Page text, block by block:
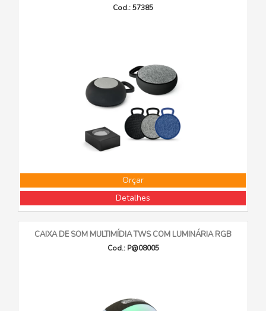
Cod.: 57385
Orçar
Detalhes
CAIXA DE SOM MULTIMÍDIA TWS COM LUMINÁRIA RGB
Cod.: P@08005